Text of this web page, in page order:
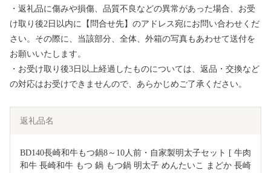
・返礼品に傷みや損傷、品質不良などの異常があった場合、お受
け取り後2日以内に【問合せ先】のアドレス宛にお問い合わせくだ
さい。その際に、当該部分、全体、外箱の写真もあわせて送付を
お願いいたします。
・お受け取り後3日以上経過したものについては、返品・交換など
の対応はお受けできませんので、あらかじめご了承ください。
返礼品名
BD140長崎和牛もつ鍋8～10人前・自家製明太子セット [ 牛肉
和牛 長崎和牛 もつ 鍋 もつ鍋 明太子 めんたいこ まどか 長崎